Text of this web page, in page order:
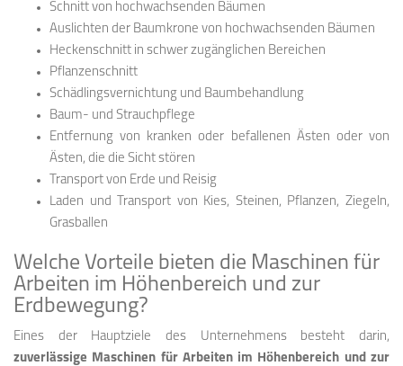
Schnitt von hochwachsenden Bäumen
Auslichten der Baumkrone von hochwachsenden Bäumen
Heckenschnitt in schwer zugänglichen Bereichen
Pflanzenschnitt
Schädlingsvernichtung und Baumbehandlung
Baum- und Strauchpflege
Entfernung von kranken oder befallenen Ästen oder von
Ästen, die die Sicht stören
Transport von Erde und Reisig
Laden und Transport von Kies, Steinen, Pflanzen, Ziegeln,
Grasballen
Welche Vorteile bieten die Maschinen für
Arbeiten im Höhenbereich und zur
Erdbewegung?
Eines der Hauptziele des Unternehmens besteht darin,
zuverlässige Maschinen für Arbeiten im Höhenbereich und zur